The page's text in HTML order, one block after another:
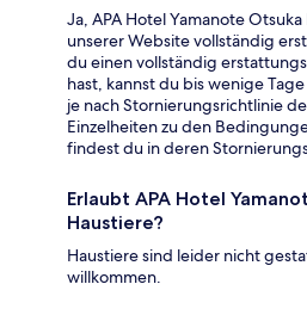
Ja, APA Hotel Yamanote
unserer Website vollständig
du einen vollständig
hast, kannst du bis wenige
je nach Stornierungsrichtlinie
Einzelheiten zu den
findest du in deren
Erlaubt APA Hotel
Haustiere?
Haustiere sind leider nicht
willkommen.